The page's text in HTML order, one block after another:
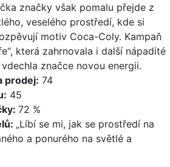
značky však pomalu přejde z
veselého prostředí, kde si
motiv Coca-Coly. Kampaň
která zahrnovala i další nápadité
vdechla značce novou energii.
prodej: 74
45
72 %
„Líbí se mi, jak se prostředí na
a ponurého na světlé a